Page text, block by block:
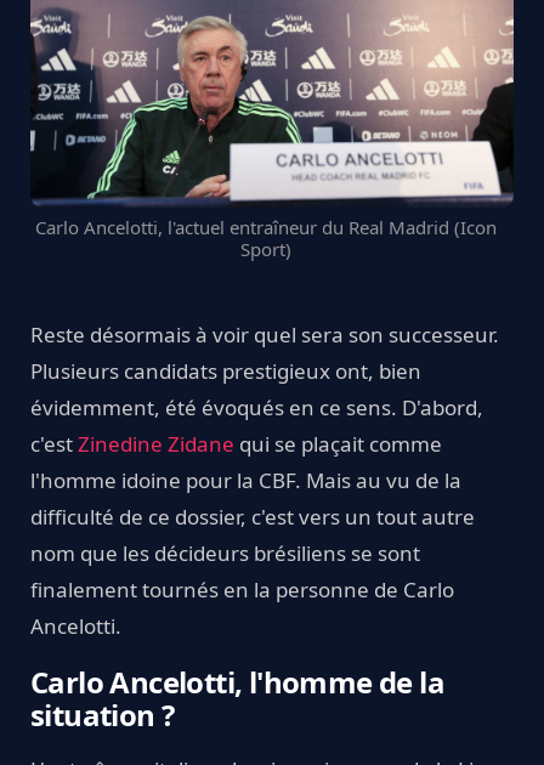
Carlo Ancelotti, l'actuel entraîneur du Real Madrid (Icon
Sport)
Reste désormais à voir quel sera son successeur.
Plusieurs candidats prestigieux ont, bien
évidemment, été évoqués en ce sens. D'abord,
c'estZinedine Zidane qui se plaçait comme
l'homme idoine pour la CBF. Mais au vu de la
difficulté de ce dossier, c'est vers un tout autre
nom que les décideurs brésiliens se sont
finalement tournés en la personne de Carlo
Ancelotti.
Carlo Ancelotti, l'homme de la
situation ?